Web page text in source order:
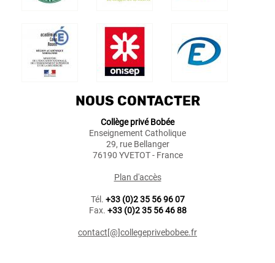
NOUS CONTACTER
Collège privé Bobée
Enseignement Catholique
29, rue Bellanger
76190 YVETOT - France
Plan d'accès
Tél. +33 (0)2 35 56 96 07
Fax. +33 (0)2 35 56 46 88
contact[@]collegeprivebobee.fr